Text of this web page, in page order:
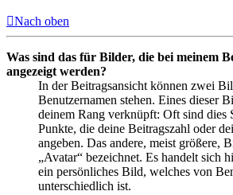
Nach oben
Was sind das für Bilder, die bei meinem
angezeigt werden?
In der Beitragsansicht können zwei
Benutzernamen stehen. Eines dieser
deinem Rang verknüpft: Oft sind dies
Punkte, die deine Beitragszahl oder
angeben. Das andere, meist größere,
„Avatar“ bezeichnet. Es handelt sich
ein persönliches Bild, welches von
unterschiedlich ist.